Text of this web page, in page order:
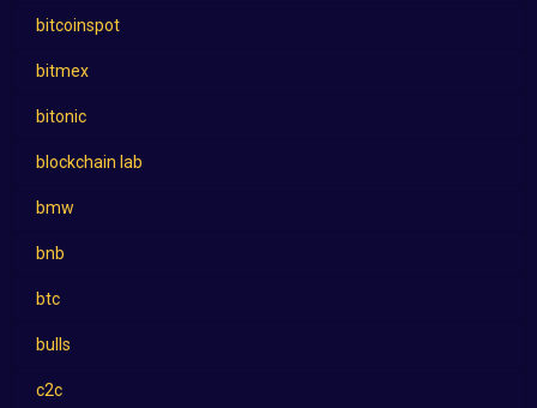
bitcoinspot
bitmex
bitonic
blockchain lab
bmw
bnb
btc
bulls
c2c